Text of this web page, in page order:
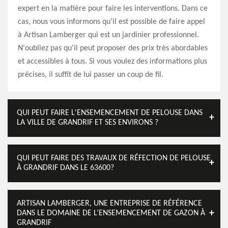
expert en la matière pour faire les interventions. Dans ce
cas, nous vous informons qu'il est possible de faire appel
à Artisan Lamberger qui est un jardinier professionnel.
N'oubliez pas qu'il peut proposer des prix très abordables
et accessibles à tous. Si vous voulez des informations plus
précises, il suffit de lui passer un coup de fil.
QUI PEUT FAIRE L'ENSEMENCEMENT DE PELOUSE DANS
LA VILLE DE GRANDRIF ET SES ENVIRONS ?
QUI PEUT FAIRE DES TRAVAUX DE RÉFECTION DE PELOUSE
À GRANDRIF DANS LE 63600?
ARTISAN LAMBERGER, UNE ENTREPRISE DE RÉFÉRENCE
DANS LE DOMAINE DE L’ENSEMENCEMENT DE GAZON À
GRANDRIF